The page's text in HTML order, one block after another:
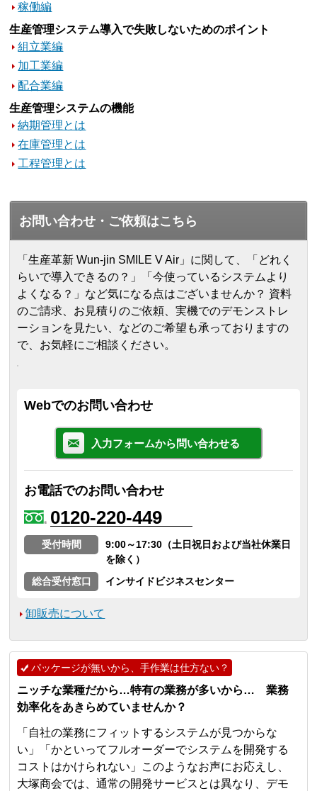
稼働編
生産管理システム導入で失敗しないためのポイント
組立業編
加工業編
配合業編
生産管理システムの機能
納期管理とは
在庫管理とは
工程管理とは
お問い合わせ・ご依頼はこちら
「生産革新 Wun-jin SMILE V Air」に関して、「どれく
らいで導入できるの？」「今使っているシステムより
よくなる？」など気になる点はございませんか？ 資料
のご請求、お見積りのご依頼、実機でのデモンストレ
ーションを見たい、などのご希望も承っておりますの
で、お気軽にご相談ください。
Webでのお問い合わせ
入力フォームから問い合わせる
お電話でのお問い合わせ
0120-220-449
受付時間
9:00～17:30（土日祝日および当社休業日
を除く）
総合受付窓口
インサイドビジネスセンター
卸販売について
パッケージが無いから、手作業は仕方ない？
ニッチな業種だから…特有の業務が多いから… 業務
効率化をあきらめていませんか？
「自社の業務にフィットするシステムが見つからな
い」「かといってフルオーダーでシステムを開発する
コストはかけられない」このようなお声にお応えし、
大塚商会では、通常の開発サービスとは異なり、デモ